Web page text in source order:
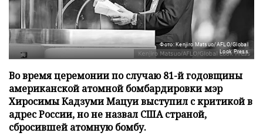
Фото: Kenjiro Matsuo/AFLO/Global
Look Press
Во время церемонии по случаю 81-й годовщины
американской атомной бомбардировки мэр
Хиросимы Кадзуми Мацуи выступил с критикой в
адрес России, но не назвал США страной,
сбросившей атомную бомбу.